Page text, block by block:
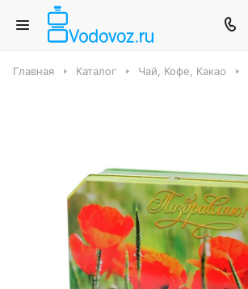
Главная Каталог Чай, Кофе, Какао